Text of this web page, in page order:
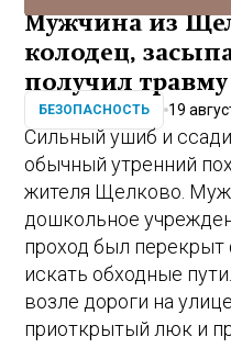
Мужчина из
колодец,
получил травму
БЕЗОПАСНОСТЬ 19
Сильный ушиб и
обычный утренний
жителя Щелково.
дошкольное
проход был
искать обходные
возле дороги на
приоткрытый люк и